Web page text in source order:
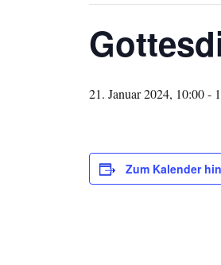
21. Januar 2024, 10:00-
Zum Kalender